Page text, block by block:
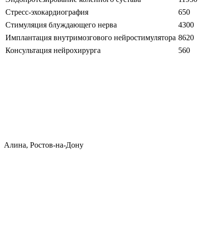
Стресс-эхокардиография
650
Стимуляция блуждающего нерва
4300
Имплантация внутримозгового нейростимулятора 8620
Консультация нейрохирурга
560
Алина, Ростов-на-Дону